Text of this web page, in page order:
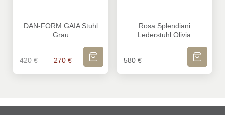
DAN-FORM GAIA Stuhl
Grau
420€ Ursprünglicher Preis war: 420 €
270 € Aktueller Preis ist: 270 €.
IN DEN WARENKORB
Rosa Splendiani
Lederstuhl Olivia
580 €
IN DEN
MEHR ANZEIGEN